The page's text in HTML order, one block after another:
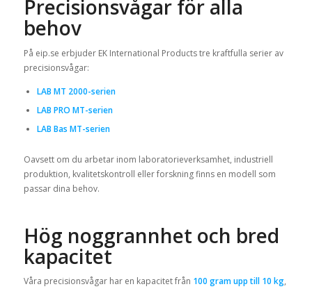
Precisionsvågar för alla
behov
På eip.se erbjuder EK International Products tre kraftfulla serier av
precisionsvågar:
LAB MT 2000-serien
LAB PRO MT-serien
LAB Bas MT-serien
Oavsett om du arbetar inom laboratorieverksamhet, industriell
produktion, kvalitetskontroll eller forskning finns en modell som
passar dina behov.
Hög noggrannhet och bred
kapacitet
Våra precisionsvågar har en kapacitet från 100 gram upp till 10 kg,